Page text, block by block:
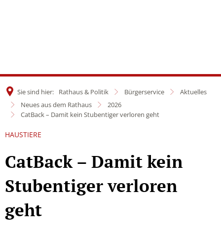
Sie sind hier: Rathaus & Politik Bürgerservice
Aktuelles
Neues aus dem Rathaus
2026
CatBack – Damit kein Stubentiger verloren geht
HAUSTIERE
CatBack – Damit kein
Stubentiger verloren
geht